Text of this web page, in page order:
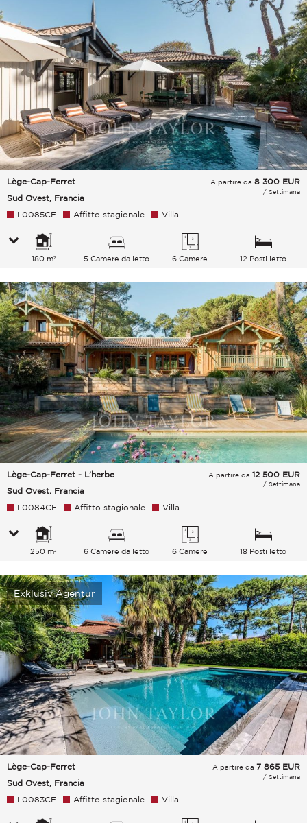
Lège-Cap-Ferret
Sud Ovest, Francia
A partire da 8 300 EUR
/ Settimana
L0085CF Affitto stagionale Villa
180 m² 5 Camere da letto 6 Camere 12 Posti letto
Lège-Cap-Ferret - L'herbe
Sud Ovest, Francia
A partire da 12 500 EUR
/ Settimana
L0084CF Affitto stagionale Villa
250 m² 6 Camere da letto 6 Camere 18 Posti letto
Exklusiv Agentur
Lège-Cap-Ferret
Sud Ovest, Francia
A partire da 7 865 EUR
/ Settimana
L0083CF Affitto stagionale Villa